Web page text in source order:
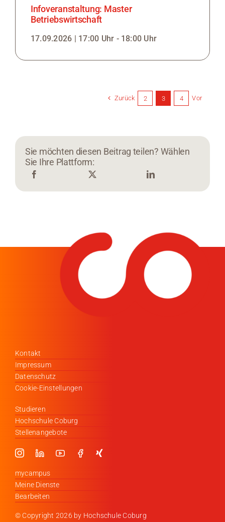
Infoveranstaltung: Master
Betriebswirtschaft
17.09.2026 | 17:00 Uhr - 18:00 Uhr
Zurück 2 3 4 Vor
Sie möchten diesen Beitrag teilen? Wählen
Sie Ihre Plattform:
Kontakt
Impressum
Datenschutz
Cookie-Einstellungen
Studieren
Hochschule Coburg
Stellenangebote
mycampus
Meine Dienste
Bearbeiten
© Copyright 2026 by Hochschule Coburg